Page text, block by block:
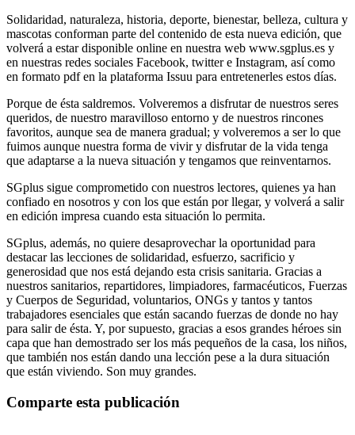
Solidaridad, naturaleza, historia, deporte, bienestar, belleza, cultura y
mascotas conforman parte del contenido de esta nueva edición, que
volverá a estar disponible online en nuestra web www.sgplus.es y
en nuestras redes sociales Facebook, twitter e Instagram, así como
en formato pdf en la plataforma Issuu para entretenerles estos días.
Porque de ésta saldremos. Volveremos a disfrutar de nuestros seres
queridos, de nuestro maravilloso entorno y de nuestros rincones
favoritos, aunque sea de manera gradual; y volveremos a ser lo que
fuimos aunque nuestra forma de vivir y disfrutar de la vida tenga
que adaptarse a la nueva situación y tengamos que reinventarnos.
SGplus sigue comprometido con nuestros lectores, quienes ya han
confiado en nosotros y con los que están por llegar, y volverá a salir
en edición impresa cuando esta situación lo permita.
SGplus, además, no quiere desaprovechar la oportunidad para
destacar las lecciones de solidaridad, esfuerzo, sacrificio y
generosidad que nos está dejando esta crisis sanitaria. Gracias a
nuestros sanitarios, repartidores, limpiadores, farmacéuticos, Fuerzas
y Cuerpos de Seguridad, voluntarios, ONGs y tantos y tantos
trabajadores esenciales que están sacando fuerzas de donde no hay
para salir de ésta. Y, por supuesto, gracias a esos grandes héroes sin
capa que han demostrado ser los más pequeños de la casa, los niños,
que también nos están dando una lección pese a la dura situación
que están viviendo. Son muy grandes.
Comparte esta publicación